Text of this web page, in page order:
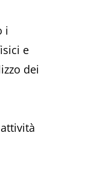
i
e
dei